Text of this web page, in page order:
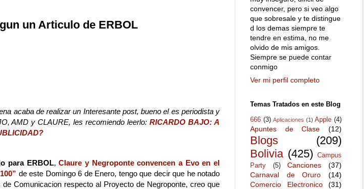
un Articulo de ERBOL
acaba de realizar un Interesante post, bueno el es periodista y
AMD y CLAURE, les recomiendo leerlo:RICARDO BAJO: A
para ERBOL,Claure y Negroponte convencen a Evo en el
de este Domingo 6 de Enero, tengo que decir que he notado
Comunicacion respecto al Proyecto de Negroponte, creo que
convencer, pero si veo algo
que sobresale y te distingue
d los demas siempre te
tendre en estima, no me
olvido de mis amigos.
Siempre se puede contar
conmigo
Ver mi perfil completo
Temas Tratados en este Blog
666 (3) Aplicaciones (1) Apple (4)
Apuntes de Clase (12)
Blogs
(209)
Bolivia (425)
Campus
Party
(5) Canciones
(37)
Carnaval de Oruro
(14)
Comercio Electronico
(31)